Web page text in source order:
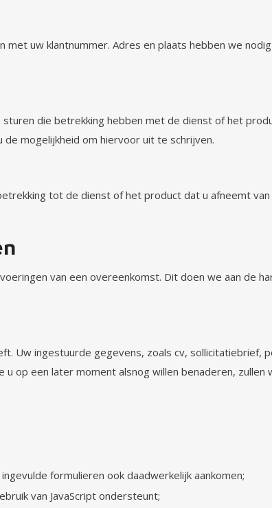
uw klantnummer. Adres en plaats hebben we
die betrekking hebben met de dienst of het
mogelijkheid om hiervoor uit te schrijven.
tot de dienst of het product dat u afneemt van
van een overeenkomst. Dit doen we aan de
Uw ingestuurde gegevens, zoals cv,
op een later moment alsnog willen benaderen,
formulieren ook daadwerkelijk aankomen;
van JavaScript ondersteunt;